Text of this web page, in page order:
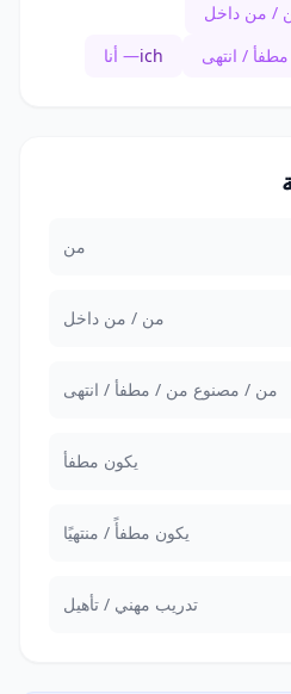
/ من داخل
/ انتهى ich— أنا
من
من / من داخل
من / مصنوع من / مطفأ / انتهى
يكون مطفأ
يكون مطفأً / منتهيًا
تدريب مهني / تأهيل